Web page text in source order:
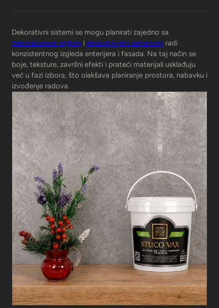
Dekorativni sistemi se mogu planirati zajedno sa
dekorativnom ciglom i dekorativnim kamenom radi
konzistentnog izgleda enterijera i fasada. Na taj način se
boje, teksture, završni efekti i prateći materijali usklađuju
već u fazi izbora, što olakšava planiranje prostora, nabavku i
izvođenje radova.